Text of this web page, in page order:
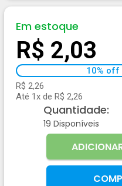
Em estoque
R$ 2,03
10% off
R$ 2,26
Até 1x de R$ 2,26
Quantidade:
19 Disponíveis